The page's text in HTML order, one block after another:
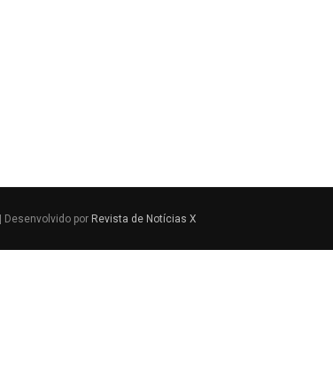
por Revista de Notícias X